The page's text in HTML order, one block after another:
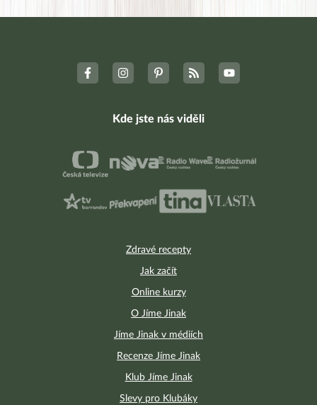
Zdravé recepty
Jak začít
Online kurzy
O Jíme Jinak
Jíme Jinak v médiích
Recenze Jíme Jinak
Klub Jíme Jinak
Slevy pro Klubáky
Kde jste nás viděli